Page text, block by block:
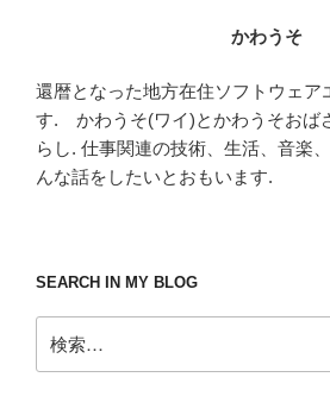
かわうそ
還暦となった地方在住ソフトウェア
す. かわうそ(ワイ)とかわうそおば
らし. 仕事関連の技術、生活、音楽
んな話をしたいとおもいます.
SEARCH IN MY BLOG
索: